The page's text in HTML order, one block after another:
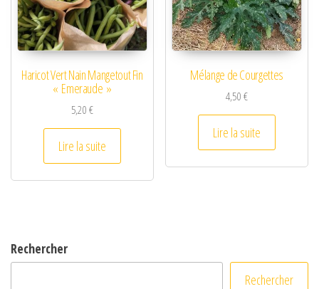
Haricot Vert Nain Mangetout Fin
« Emeraude »
5,20€
Lire la suite
Mélange de Courgettes
4,50€
Lire la suite
Rechercher
Rechercher